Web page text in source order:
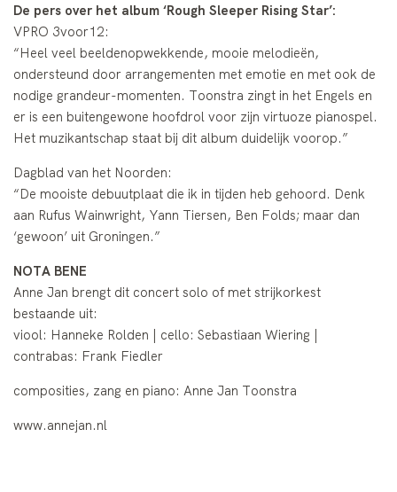
De pers over het album ‘Rough Sleeper Rising Star’:
VPRO 3voor12:
“Heel veel beeldenopwekkende, mooie melodieën,
ondersteund door arrangementen met emotie en met ook de
nodige grandeur-momenten. Toonstra zingt in het Engels en
er is een buitengewone hoofdrol voor zijn virtuoze pianospel.
Het muzikantschap staat bij dit album duidelijk voorop.”
Dagblad van het Noorden:
“De mooiste debuutplaat die ik in tijden heb gehoord. Denk
aan Rufus Wainwright, Yann Tiersen, Ben Folds; maar dan
‘gewoon’ uit Groningen.”
NOTA BENE
Anne Jan brengt dit concert solo of met strijkorkest
bestaande uit:
viool: Hanneke Rolden | cello: Sebastiaan Wiering |
contrabas: Frank Fiedler
composities, zang en piano: Anne Jan Toonstra
www.annejan.nl